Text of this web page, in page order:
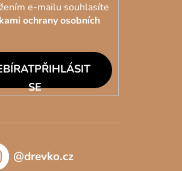
e-mailu souhlasíte
ochrany osobních
PŘIHLÁSIT
SE
@drevko.cz